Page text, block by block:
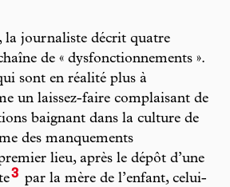
la journaliste décrit quatre
de « dysfonctionnements ».
sont en réalité plus à
un laissez-faire complaisant de
baignant dans la culture de
des manquements
lieu, après le dépôt d’une
3 par la mère de l’enfant, celui-